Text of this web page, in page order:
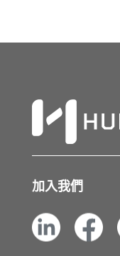
加入我們